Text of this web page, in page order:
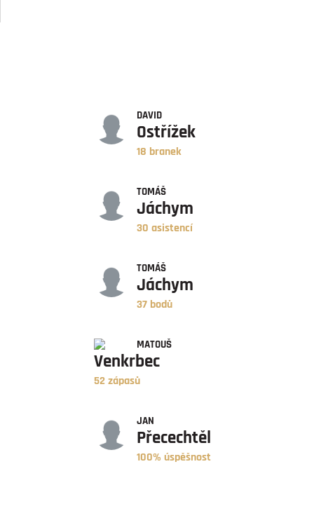
DAVID
Ostřížek
18 branek
TOMÁŠ
Jáchym
30 asistencí
TOMÁŠ
Jáchym
37 bodů
MATOUŠ
Venkrbec
52 zápasů
JAN
Přecechtěl
100% úspěšnost